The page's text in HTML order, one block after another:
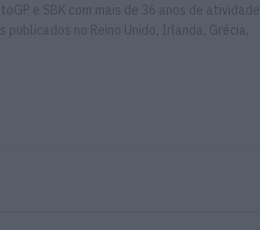
e SBK com mais de 36 anos de atividade,
no Reino Unido, Irlanda, Grécia,